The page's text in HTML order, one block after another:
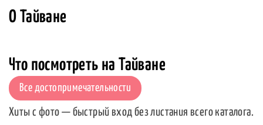
О Тайване
Что посмотреть на Тайване
Все достопримечательности
Хиты с фото — быстрый вход без листания всего каталога.